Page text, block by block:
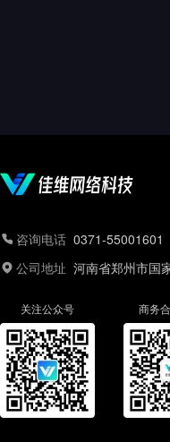
咨询电话 0371-55001601
公司地址 河南省郑州市国
关注公众号 商务